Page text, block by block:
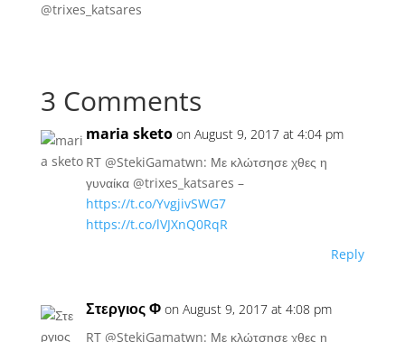
@trixes_katsares
3 Comments
maria sketo on August 9, 2017 at 4:04 pm
RT @StekiGamatwn: Με κλώτσησε χθες η
γυναίκα @trixes_katsares –
https://t.co/YvgjivSWG7
https://t.co/lVJXnQ0RqR
Reply
Στεργιος Φ on August 9, 2017 at 4:08 pm
RT @StekiGamatwn: Με κλώτσησε χθες η